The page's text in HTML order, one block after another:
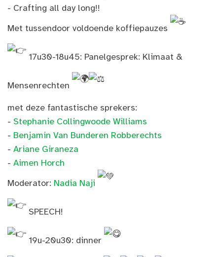
- Crafting all day long!!
Met tussendoor voldoende koffiepauzes
17u30-18u45: Panelgesprek: Klimaat &
Mensenrechten
met deze fantastische sprekers:
- Stephanie Collingwoode Williams
- Benjamin Van Bunderen Robberechts
- Ariane Giraneza
- Aimen Horch
Moderator: Nadia Naji
SPEECH!
19u-20u30: dinner